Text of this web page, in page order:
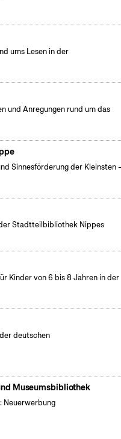
ums Lesen in der
und Anregungen rund um das
Sinnesförderung der Kleinsten
Stadtteilbibliothek Nippes
Kinder von 6 bis 8 Jahren in der
deutschen
Museumsbibliothek
Neuerwerbung